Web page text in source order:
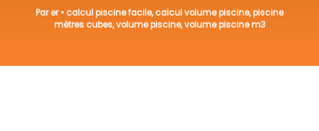
Parer• calcul piscine facile,calcul volume piscine,piscine
mètres cubes,volume piscine,volume piscine m3